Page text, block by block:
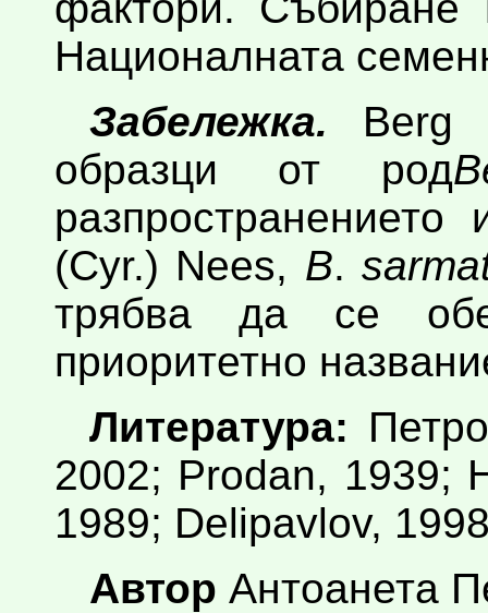
Националната
Забележка. Berg
образци от род
(Cyr.) Nees, B.
трябва да се
приоритетно
Литература:
2002; Prodan, 1939;
1989; Delipavlov,
Автор Антоанета